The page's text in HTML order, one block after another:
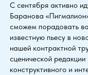
С сентября активно
Баранова
сможем порадовать
известную пьесу в
нашей контрактной
сценической
конструктивного и